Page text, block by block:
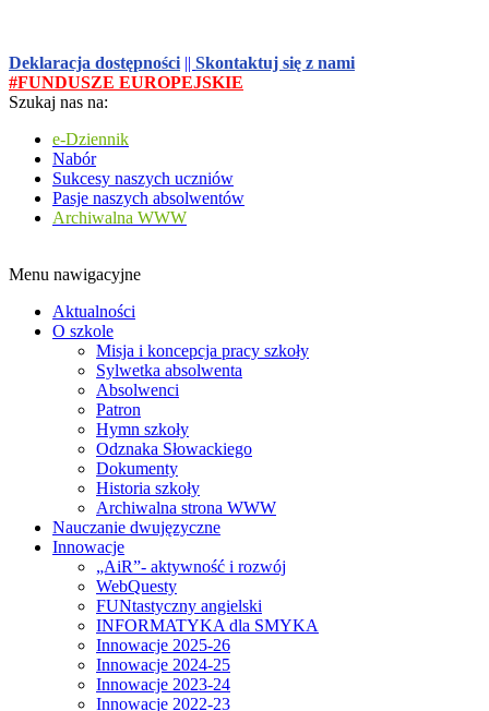
Deklaracja dostępności || Skontaktuj się z nami
#FUNDUSZE EUROPEJSKIE
Szukaj nas na:
e-Dziennik
Nabór
Sukcesy naszych uczniów
Pasje naszych absolwentów
Archiwalna WWW
Menu nawigacyjne
Aktualności
O szkole
Misja i koncepcja pracy szkoły
Sylwetka absolwenta
Absolwenci
Patron
Hymn szkoły
Odznaka Słowackiego
Dokumenty
Historia szkoły
Archiwalna strona WWW
Nauczanie dwujęzyczne
Innowacje
„AiR”- aktywność i rozwój
WebQuesty
FUNtastyczny angielski
INFORMATYKA dla SMYKA
Innowacje 2025-26
Innowacje 2024-25
Innowacje 2023-24
Innowacje 2022-23